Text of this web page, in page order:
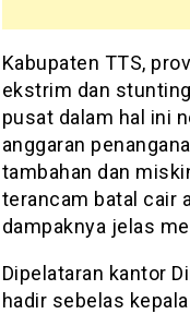
Kabupaten TTS,
ekstrim dan
pusat dalam hal ini
anggaran
tambahan dan
terancam batal cair
dampaknya jelas
Dipelataran kantor
hadir sebelas